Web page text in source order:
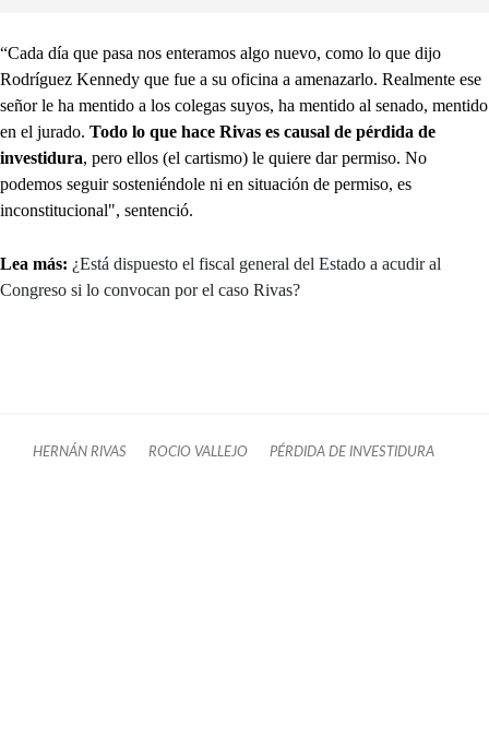
“Cada día que pasa nos enteramos algo nuevo, como lo que dijo
Rodríguez Kennedy que fue a su oficina a amenazarlo. Realmente ese
señor le ha mentido a los colegas suyos, ha mentido al senado, mentido
en el jurado. Todo lo que hace Rivas es causal de pérdida de
investidura, pero ellos (el cartismo) le quiere dar permiso. No
podemos seguir sosteniéndole ni en situación de permiso, es
inconstitucional", sentenció.
Lea más: ¿Está dispuesto el fiscal general del Estado a acudir al
Congreso si lo convocan por el caso Rivas?
HERNÁN RIVAS ROCIO VALLEJO PÉRDIDA DE INVESTIDURA